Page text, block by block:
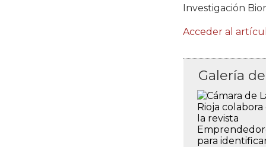
Investigación
Acceder al
Galería